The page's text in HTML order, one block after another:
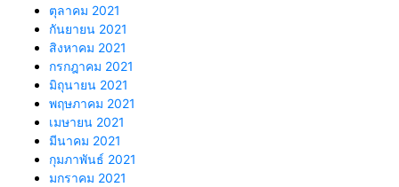
ตุลาคม 2021
กันยายน 2021
สิงหาคม 2021
กรกฎาคม 2021
มิถุนายน 2021
พฤษภาคม 2021
เมษายน 2021
มีนาคม 2021
กุมภาพันธ์ 2021
มกราคม 2021